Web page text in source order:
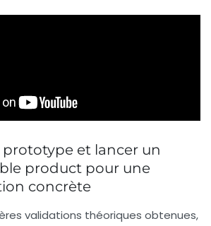
et lancer un
product pour une
concrète
validations théoriques obtenues,